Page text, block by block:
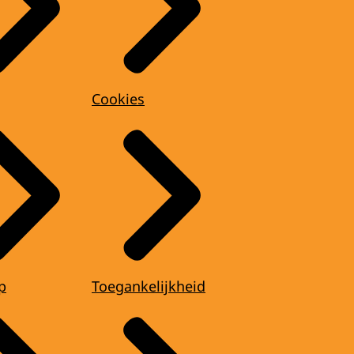
Cookies
Toegankelijkheid